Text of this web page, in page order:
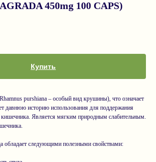
450mg 100 CAPS)
Купить
purshiana – особый вид крушины), что означает
давнюю историю использования для поддержания
Является мягким природным слабительным.
обладает следующими полезными свойствами: